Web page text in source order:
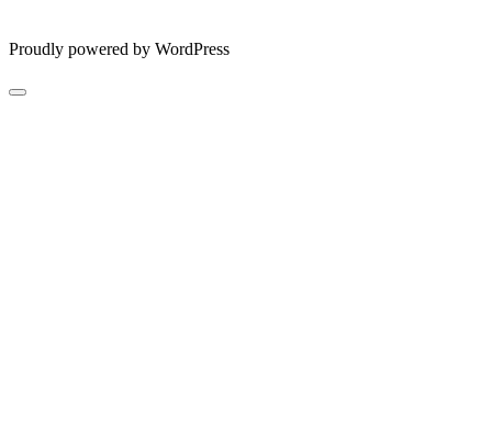
Proudly powered by WordPress